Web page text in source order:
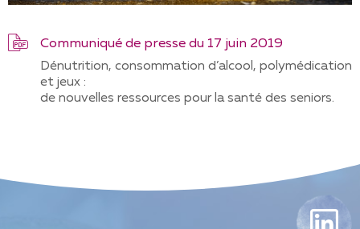
Communiqué de presse du 17 juin 2019
Dénutrition, consommation d’alcool, polymédication
et jeux :
de nouvelles ressources pour la santé des seniors.